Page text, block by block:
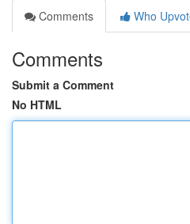
Comments
Who
Comments
Submit a Comment
No HTML